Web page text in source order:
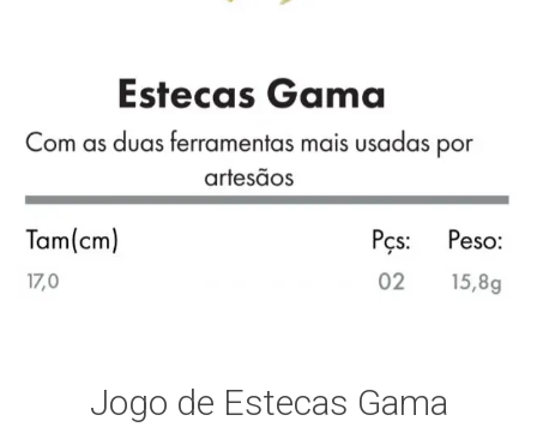
Jogo de Estecas Gama